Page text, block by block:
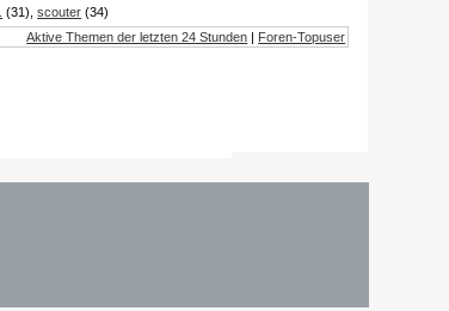
(31),scouter (34)
Aktive Themen der letzten 24 Stunden | Foren-Topuser